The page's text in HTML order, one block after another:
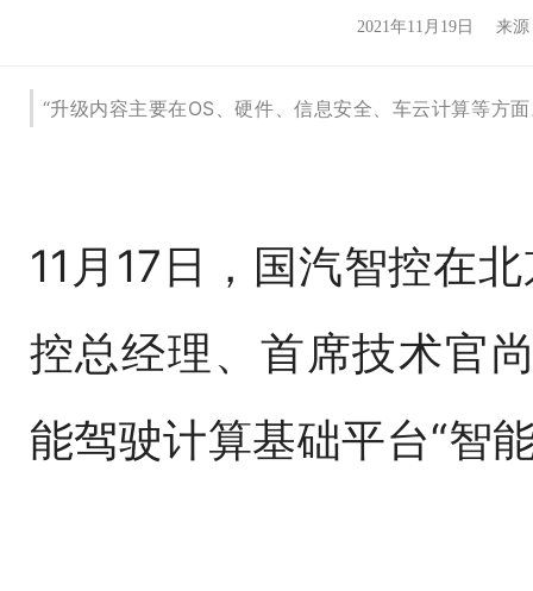
2021年11月19日 来
“升级内容主要在OS、硬件、信息安全、车云计算等方
11月17日，国汽智控在
控总经理、首席技术官
能驾驶计算基础平台“智